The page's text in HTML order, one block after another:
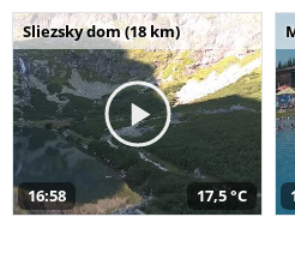
Sliezsky dom (18 km)
16:58 17,5 °C